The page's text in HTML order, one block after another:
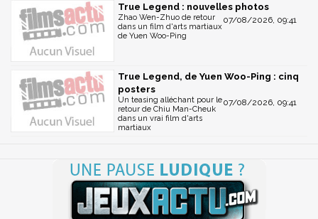
True Legend : nouvelles photos
07/08/2026, 09:41
Zhao Wen-Zhuo de retour
dans un film d'arts martiaux
de Yuen Woo-Ping
True Legend, de Yuen Woo-Ping : cinq
posters
07/08/2026, 09:41
Un teasing alléchant pour le
retour de Chiu Man-Cheuk
dans un vrai film d'arts
martiaux